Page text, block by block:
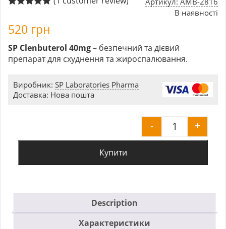
В наявності
based on
customer
rating
520 грн
SP Clenbuterol 40mg– безпечний та дієвий
препарат для схуднення та жироспалювання.
Виробник: SP Laboratories Pharma
Доставка: Нова пошта
SP
- +
Купити
Description
Характеристики